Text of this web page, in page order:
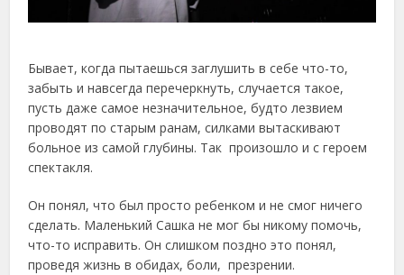
Бывает, когда пытаешься заглушить в себе что-то,
забыть и навсегда перечеркнуть, случается такое,
пусть даже самое незначительное, будто лезвием
проводят по старым ранам, силками вытаскивают
больное из самой глубины. Так произошло и с героем
спектакля.
Он понял, что был просто ребенком и не смог ничего
сделать. Маленький Сашка не мог бы никому помочь,
что-то исправить. Он слишком поздно это понял,
проведя жизнь в обидах, боли, презрении.